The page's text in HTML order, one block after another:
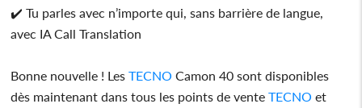
✔️ Tu parles avec n’importe qui, sans barrière de langue,
avec IA Call Translation
Bonne nouvelle ! LesTECNO Camon 40 sont disponibles
dès maintenant dans tous les points de venteTECNO et